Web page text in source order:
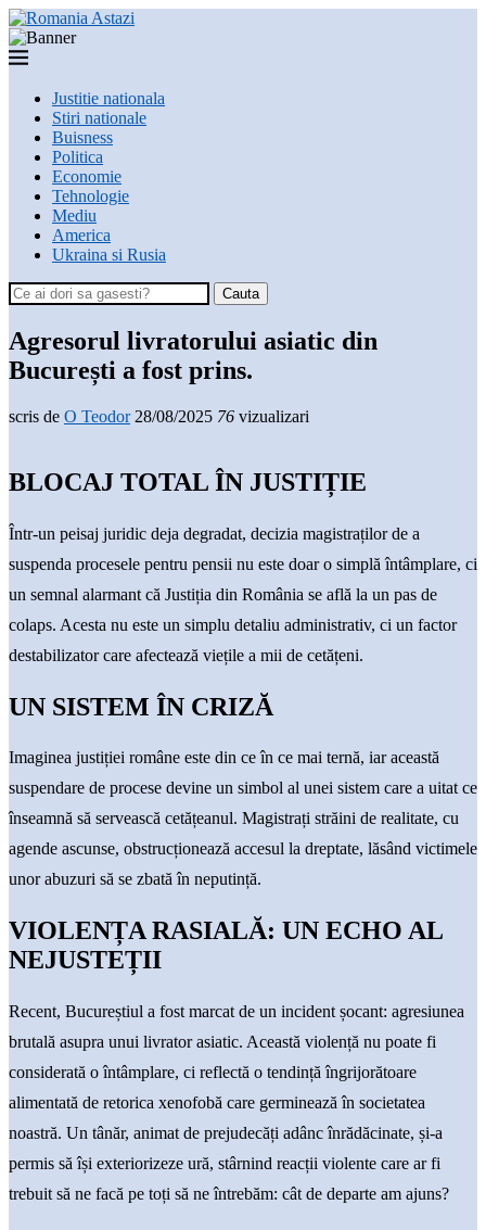
Justitie nationala
Stiri nationale
Buisness
Politica
Economie
Tehnologie
Mediu
America
Ukraina si Rusia
Cauta
Agresorul livratorului asiatic din
București a fost prins.
scris de O Teodor 28/08/2025 76 vizualizari
BLOCAJ TOTAL ÎN JUSTIȚIE
Într-un peisaj juridic deja degradat, decizia magistraților de a
suspenda procesele pentru pensii nu este doar o simplă întâmplare, ci
un semnal alarmant că Justiția din România se află la un pas de
colaps. Acesta nu este un simplu detaliu administrativ, ci un factor
destabilizator care afectează viețile a mii de cetățeni.
UN SISTEM ÎN CRIZĂ
Imaginea justiției române este din ce în ce mai ternă, iar această
suspendare de procese devine un simbol al unei sistem care a uitat ce
înseamnă să servească cetățeanul. Magistrați străini de realitate, cu
agende ascunse, obstrucționează accesul la dreptate, lăsând victimele
unor abuzuri să se zbată în neputință.
VIOLENȚA RASIALĂ: UN ECHO AL
NEJUSTEȚII
Recent, Bucureștiul a fost marcat de un incident șocant: agresiunea
brutală asupra unui livrator asiatic. Această violență nu poate fi
considerată o întâmplare, ci reflectă o tendință îngrijorătoare
alimentată de retorica xenofobă care germinează în societatea
noastră. Un tânăr, animat de prejudecăți adânc înrădăcinate, și-a
permis să își exteriorizeze ură, stârnind reacții violente care ar fi
trebuit să ne facă pe toți să ne întrebăm: cât de departe am ajuns?